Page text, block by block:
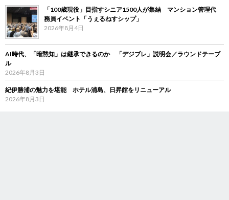
「100歳現役」目指すシニア1500人が集結 マンション管理代
務員イベント「うぇるねすシップ」
2026年8月4日
AI時代、「暗黙知」は継承できるのか 「デジブレ」説明会／ラウンドテーブ
ル
2026年8月3日
紀伊勝浦の魅力を堪能 ホテル浦島、日昇館をリニューアル
2026年8月3日